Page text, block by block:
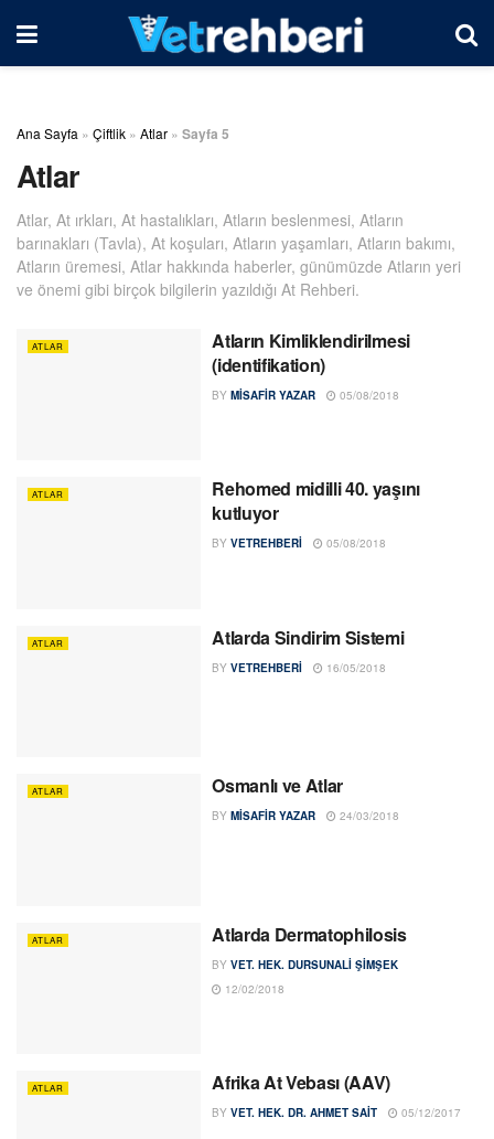
Ana Sayfa » Çiftlik » Atlar » Sayfa 5
Atlar
Atlar, At ırkları, At hastalıkları, Atların beslenmesi, Atların
barınakları (Tavla), At koşuları, Atların yaşamları, Atların bakımı,
Atların üremesi, Atlar hakkında haberler, günümüzde Atların yeri
ve önemi gibi birçok bilgilerin yazıldığı At Rehberi.
ATLAR
Atların Kimliklendirilmesi
(identifikation)
BY MISAFIR YAZAR 05/08/2018
ATLAR
Rehomed midilli 40. yaşını
kutluyor
BY VETREHBERI 05/08/2018
ATLAR Atlarda Sindirim Sistemi
BY VETREHBERI 16/05/2018
ATLAR Osmanlı ve Atlar
BY MISAFIR YAZAR 24/03/2018
ATLAR Atlarda Dermatophilosis
BY VET. HEK. DURSUNALI ŞIMŞEK
12/02/2018
ATLAR Afrika At Vebası (AAV)
BY VET. HEK. DR. AHMET SAIT 05/12/2017